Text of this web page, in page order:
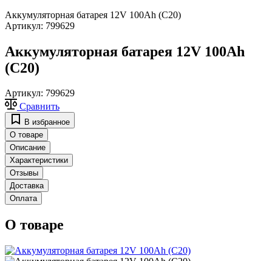
Аккумуляторная батарея 12V 100Ah (C20)
Артикул: 799629
Аккумуляторная батарея 12V 100Ah
(C20)
Артикул: 799629
Сравнить
В избранное
О товаре
Описание
Характеристики
Отзывы
Доставка
Оплата
О товаре